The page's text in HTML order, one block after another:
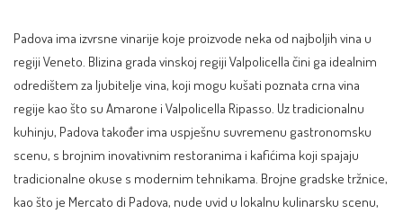
Padova ima izvrsne vinarije koje proizvode neka od najboljih vina u
regiji Veneto. Blizina grada vinskoj regiji Valpolicella čini ga idealnim
odredištem za ljubitelje vina, koji mogu kušati poznata crna vina
regije kao što su Amarone i Valpolicella Ripasso. Uz tradicionalnu
kuhinju, Padova također ima uspješnu suvremenu gastronomsku
scenu, s brojnim inovativnim restoranima i kafićima koji spajaju
tradicionalne okuse s modernim tehnikama. Brojne gradske tržnice,
kao što je Mercato di Padova, nude uvid u lokalnu kulinarsku scenu,